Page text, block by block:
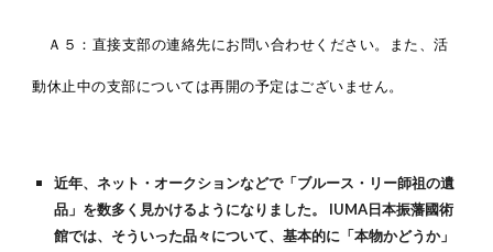
Ａ５：直接支部の連絡先にお問い合わせください。また、活
動休止中の支部については再開の予定はございません。
近年、ネット・オークションなどで「ブルース・リー師祖の遺
品」を数多く見かけるようになりました。 IUMA日本振藩國術
館では、そういった品々について、基本的に「本物かどうか」